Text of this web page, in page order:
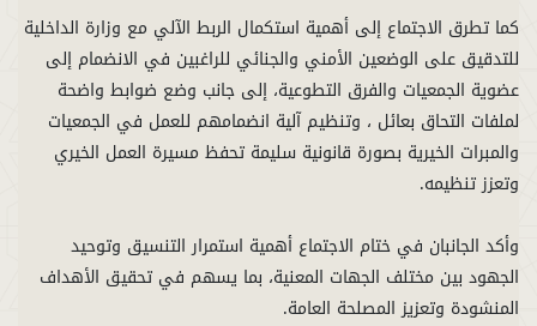
كما تطرق الاجتماع إلى أهمية استكمال الربط الآلي مع وزارة الداخلية
للتدقيق على الوضعين الأمني والجنائي للراغبين في الانضمام إلى
عضوية الجمعيات والفرق التطوعية، إلى جانب وضع ضوابط واضحة
لملفات التحاق بعائل ، وتنظيم آلية انضمامهم للعمل في الجمعيات
والمبرات الخيرية بصورة قانونية سليمة تحفظ مسيرة العمل الخيري
وأكد الجانبان في ختام الاجتماع أهمية استمرار التنسيق وتوحيد
الجهود بين مختلف الجهات المعنية، بما يسهم في تحقيق الأهداف
المنشودة وتعزيز المصلحة العامة.